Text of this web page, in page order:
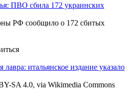
ПВО сбила 172 украинских
РФ сообщило о 172 сбитых
итальянское издание указало
SA 4.0, via Wikimedia Commons